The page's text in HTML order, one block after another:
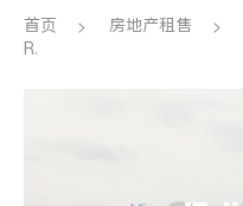
医生
首页 房地产租售
R.